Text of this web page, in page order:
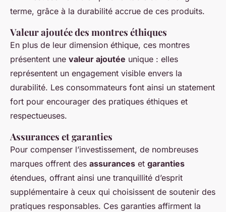
terme, grâce à la durabilité accrue de ces produits.
Valeur ajoutée des montres éthiques
En plus de leur dimension éthique, ces montres
présentent une valeur ajoutée unique : elles
représentent un engagement visible envers la
durabilité. Les consommateurs font ainsi un statement
fort pour encourager des pratiques éthiques et
respectueuses.
Assurances et garanties
Pour compenser l’investissement, de nombreuses
marques offrent des assurances et garanties
étendues, offrant ainsi une tranquillité d’esprit
supplémentaire à ceux qui choisissent de soutenir des
pratiques responsables. Ces garanties affirment la